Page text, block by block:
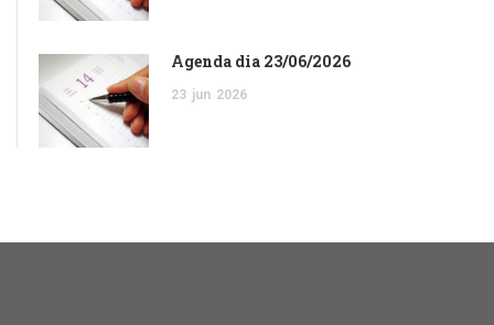
Agenda dia 23/06/2026
23 jun 2026